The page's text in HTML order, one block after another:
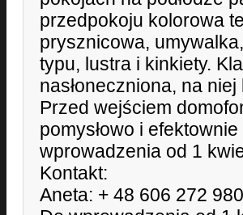
przedpokoju kolorowa
prysznicowa,
typu, lustra i kinkiety.
nasłoneczniona, na
Przed wejściem
pomysłowo i
wprowadzenia od 1
Kontakt:
Aneta: + 48 606 272 980